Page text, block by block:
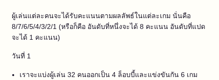
ผู้เล่นแต่ละคนจะได้รับคะแนนตามผลลัพธ์ในแต่ละเกม นั่นคือ
8/7/6/5/4/3/2/1 (หรือก็คือ อันดับที่หนึ่งจะได้ 8 คะแนน อันดับที่แปด
จะได้ 1 คะแนน)
วันที่ 1
เราจะแบ่งผู้เล่น 32 คนออกเป็น 4 ล็อบบี้และแข่งขันกัน 6 เกม